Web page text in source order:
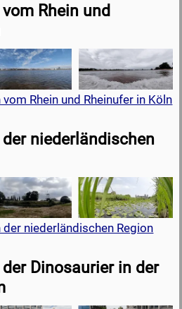
Rhein und
Rhein und Rheinufer in Köln
niederländischen
niederländischen Region
Dinosaurier in der